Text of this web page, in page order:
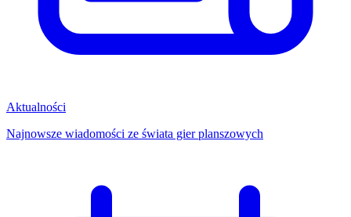
Aktualności
Najnowsze wiadomości ze świata gier planszowych